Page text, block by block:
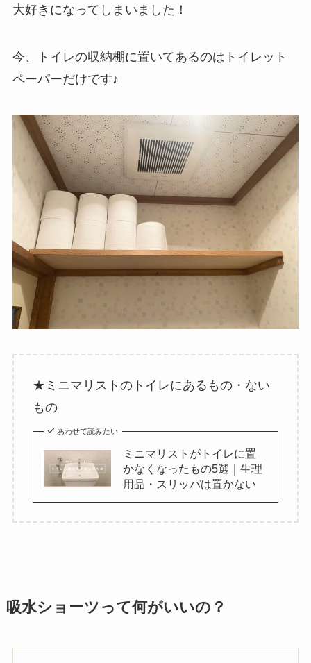
大好きになってしまいました！
今、トイレの収納棚に置いてあるのはトイレット
ペーパーだけです♪
★ミニマリストのトイレにあるもの・ない
もの
あわせて読みたい
ミニマリストがトイレに置
かなくなったもの5選｜生理
用品・スリッパは置かない
吸水ショーツって何がいいの？